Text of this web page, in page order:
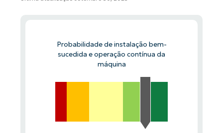
Probabilidade de instalação bem-
sucedida e operação contínua da
máquina